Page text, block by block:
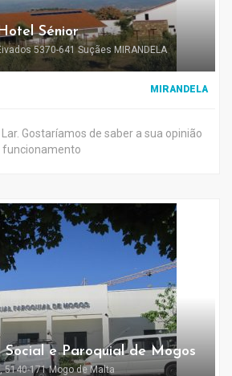
Sénior
5370-641 Suçães MIRANDELA
MIRANDELA
Gostaríamos de saber a sua opinião
funcionamento
Social e Paroquial de Mogos
5140-171 Mogo de Malta